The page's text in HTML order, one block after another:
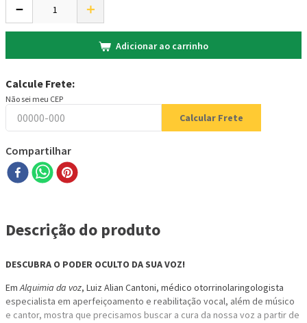
＋
－
Adicionar ao carrinho
Calcule Frete:
Não sei meu CEP
Calcular Frete
Compartilhar
Descrição do produto
DESCUBRA O PODER OCULTO DA SUA VOZ!
EmAlquimia da voz, Luiz Alian Cantoni, médico otorrinolaringologista
especialista em aperfeiçoamento e reabilitação vocal, além de músico
e cantor, mostra que precisamos buscar a cura da nossa voz a partir de